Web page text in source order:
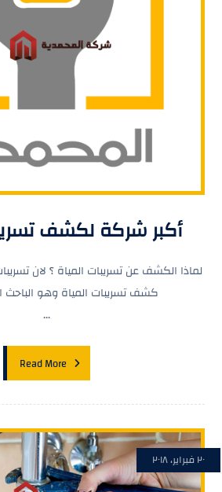
أكبر شركة لكشف
لماذا الكشف عن تسريبات المياة ؟ لان
كشف تسريبات المياة وهو الباحث
...
Read More
٢٠ فبراير، ٢٠١٨